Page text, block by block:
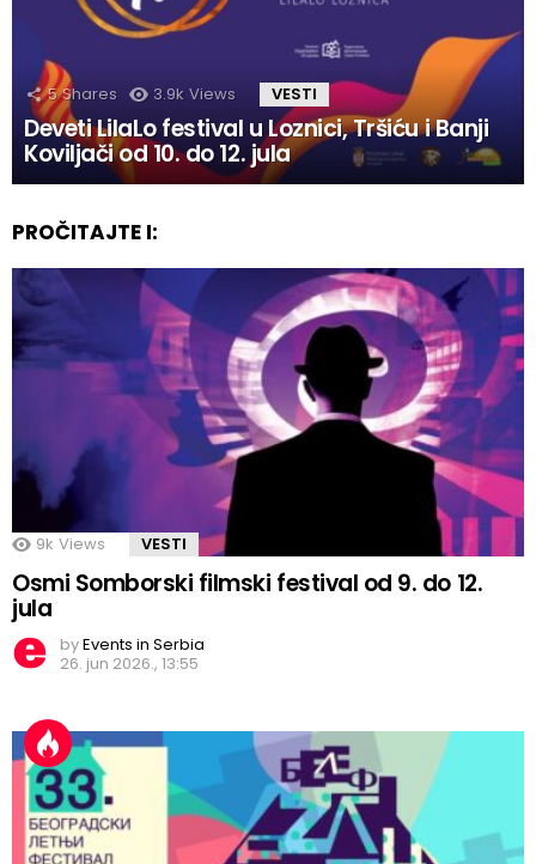
5 Shares 3.9k Views VESTI
Deveti LilaLo festival u Loznici, Tršiću i Banji
Koviljači od 10. do 12. jula
PROČITAJTE I:
9k Views VESTI
Osmi Somborski filmski festival od 9. do 12.
jula
byEvents in Serbia
26. jun 2026., 13:55